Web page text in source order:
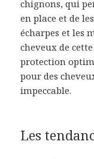
chignons, qui
en place et de
écharpes et les
cheveux de
protection
pour des
impeccable.
Les